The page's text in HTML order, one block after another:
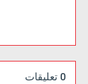
0 تعليقات